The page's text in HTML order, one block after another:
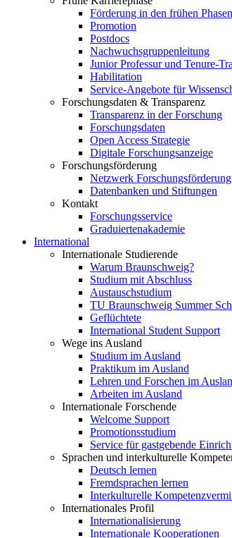
Förderung in den frühen
Promotion
Postdocs
Nachwuchsgruppenleitung
Junior Professur und Tenure-
Habilitation
Service-Angebote für
Forschungsdaten & Transparenz
Transparenz in der Forschung
Forschungsdaten
Open Access Strategie
Digitale Forschungsanzeige
Forschungsförderung
Netzwerk Forschungsförderung
Datenbanken und Stiftungen
Kontakt
Forschungsservice
Graduiertenakademie
International
Internationale Studierende
Warum Braunschweig?
Studium mit Abschluss
Austauschstudium
TU Braunschweig Summer
Geflüchtete
International Student Support
Wege ins Ausland
Studium im Ausland
Praktikum im Ausland
Lehren und Forschen im
Arbeiten im Ausland
Internationale Forschende
Welcome Support
Promotionsstudium
Service für gastgebende
Sprachen und interkulturelle
Deutsch lernen
Fremdsprachen lernen
Interkulturelle
Internationales Profil
Internationalisierung
Internationale Kooperationen